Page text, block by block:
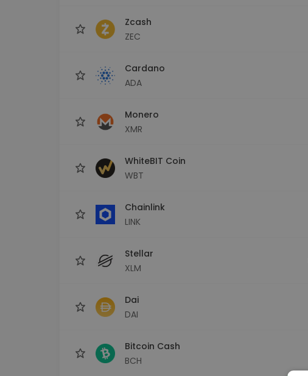
Zcash
ZEC
Cardano
ADA
Monero
XMR
WhiteBIT Coin
WBT
Chainlink
LINK
Stellar
XLM
Dai
DAI
Bitcoin Cash
BCH